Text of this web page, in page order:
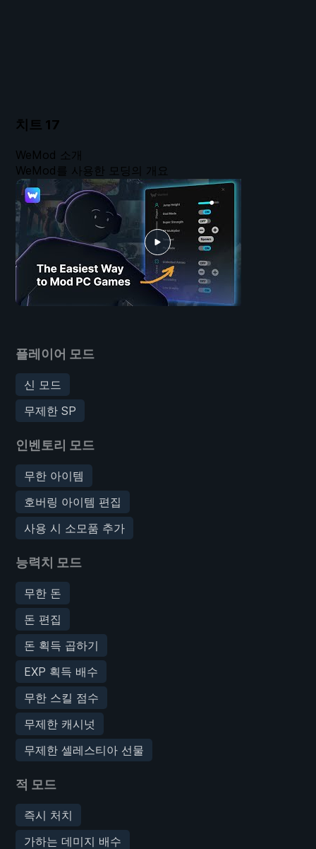
치트 17
플레이어 모드
신 모드
무제한 SP
인벤토리 모드
무한 아이템
호버링 아이템 편집
사용 시 소모품 추가
능력치 모드
무한 돈
돈 편집
돈 획득 곱하기
EXP 획득 배수
무한 스킬 점수
무제한 캐시넛
무제한 셀레스티아 선물
적 모드
즉시 처치
가하는 데미지 배수
WeMod 소개
WeMod를 사용한 모딩의 개요